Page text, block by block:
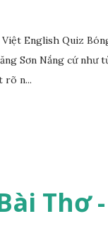
English Quiz
Sơn Nắng cứ như
rõ n...
Thơ -